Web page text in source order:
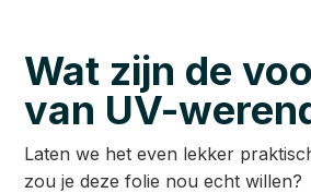
Wat zijn de
van UV-
Laten we het even lekker
zou je deze folie nou echt willen?